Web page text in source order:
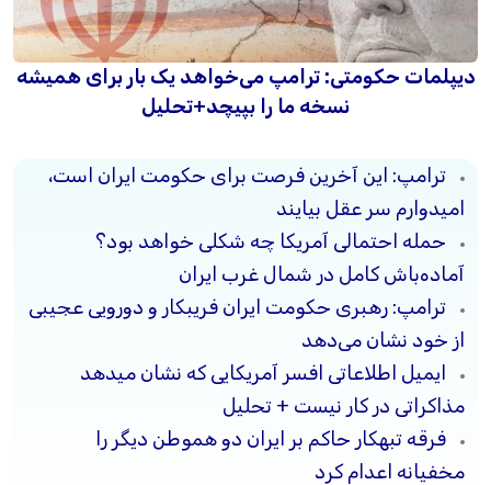
دیپلمات حکومتی: ترامپ می‌خواهد یک بار برای همیشه
نسخه ما را بپیچد+تحلیل
ترامپ: این آخرین فرصت برای حکومت ایران است،
امیدوارم سر عقل بیایند
حمله احتمالی آمریکا چه شکلی خواهد بود؟
آماده‌باش کامل در شمال غرب ایران
ترامپ: رهبری حکومت ایران فریبکار و دورویی عجیبی
از خود نشان می‌دهد
ایمیل اطلاعاتی افسر آمریکایی که نشان میدهد
مذاکراتی در کار نیست + تحلیل
فرقه تبهکار حاکم بر ایران دو هموطن دیگر را
مخفیانه اعدام کرد